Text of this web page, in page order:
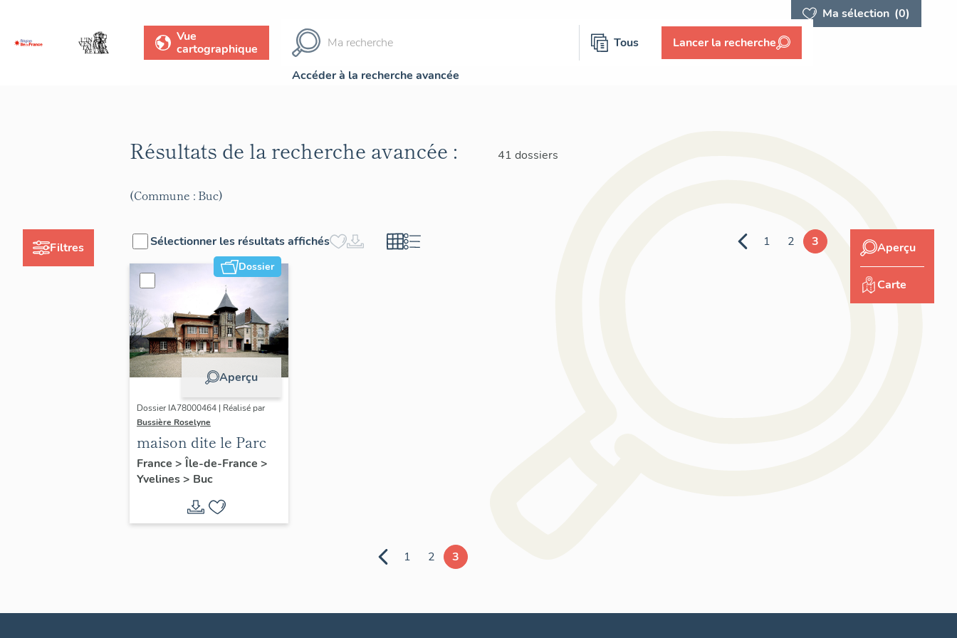
Ma sélection (0)
Vue
cartographique
Tous Lancer la recherche
Accéder à la recherche avancée
Filtres
Résultats de la recherche avancée : 41 dossiers
(Commune : Buc)
Sélectionner les résultats affichés 1 2 3
Dossier
Aperçu
Dossier IA78000464 | Réalisé par
Bussière Roselyne
maison dite le Parc
France > Île-de-France >
Yvelines> Buc
1 2 3
Aperçu
Carte